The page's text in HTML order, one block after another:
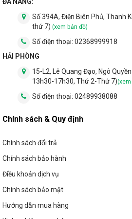
Dưới đây là sản phẩm
Số 394A, Điện Biên Phủ, Thanh
thứ 7) (xem bản đồ)
Số điện thoại: 02368999918
HẢI PHÒNG
15-L2, Lê Quang Đạo, Ngô
13h30-17h30, Thứ 2-Thứ 7)(xem
Số điện thoại: 02489938088
Chính sách & Quy định
Chính sách đổi trả
Chính sách bảo hành
Điều khoản dịch vụ
Chính sách bảo mật
Hướng dẫn mua hàng